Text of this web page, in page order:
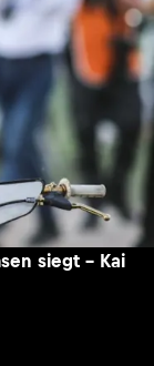
siegt – Kai